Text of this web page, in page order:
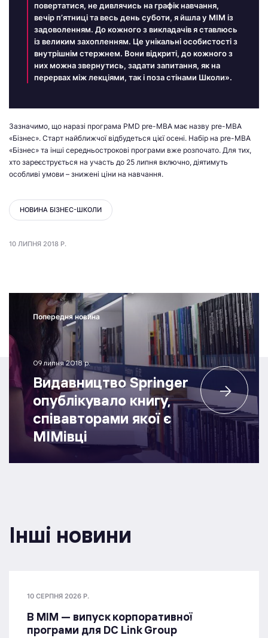
повертатися, не дивлячись на графік навчання,
вечір п’ятниці та весь день суботи, я йшла у МІМ із
задоволенням. До кожного з викладачів я ставлюсь
із великим захопленням. Це унікальні особистості з
внутрішнім стержнем. Вони відкриті, до кожного з
них можна звернутись, задати запитання, як на
перервах між лекціями, так і поза стінами Школи».
Зазначимо, що наразі програма PMD pre-MBA має назву pre-MBA
«Бізнес». Старт найближчої відбудеться цієї осені. Набір на pre-MBA
«Бізнес» та інші середньострокові програми вже розпочато. Для тих,
хто зареєструється на участь до 25 липня включно, діятимуть
особливі умови – знижені ціни на навчання.
НОВИНА БІЗНЕС-ШКОЛИ
10 ЛИПНЯ 2018 Р.
Попередня новина
09 липня 2018 р.
Видавництво Springer
опублікувало книгу,
співавторами якої є
МІМівці
Інші новини
10 СЕРПНЯ 2026 Р.
В МІМ — випуск корпоративної
програми для DC Link Group